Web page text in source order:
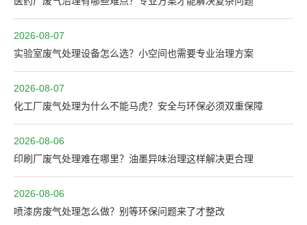
2026-08-07
实验室废气处理设备怎么选？小空间也需要专业治理方案
2026-08-07
化工厂废气处理为什么不能马虎？安全与环保必须双重保障
2026-08-06
印刷厂废气处理难在哪里？油墨异味治理这样解决更合理
2026-08-06
喷漆房废气处理怎么做？别等环保问题来了才整改